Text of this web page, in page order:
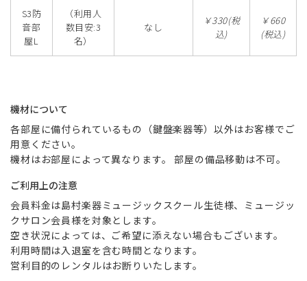
S3防
音部
屋L
（利用人
数目安:3
名）
なし
￥330(税
込)
￥660
(税込)
機材について
各部屋に備付られているもの（鍵盤楽器等）以外はお客様でご
用意ください。
機材はお部屋によって異なります。 部屋の備品移動は不可。
ご利用上の注意
会員料金は島村楽器ミュージックスクール生徒様、ミュージッ
クサロン会員様を対象とします。
空き状況によっては、ご希望に添えない場合もございます。
利用時間は入退室を含む時間となります。
営利目的のレンタルはお断りいたします。